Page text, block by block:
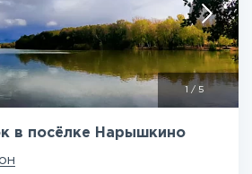
/ 5
в посёлке Нарышкино